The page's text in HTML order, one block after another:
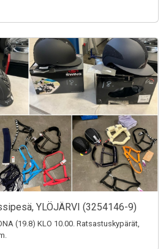
YLÖJÄRVI (3254146-9)
(19.8) KLO 10.00. Ratsastuskypärät,